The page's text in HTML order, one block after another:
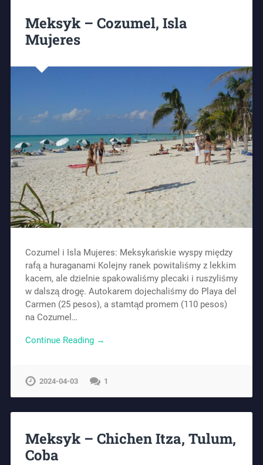
Meksyk – Cozumel, Isla
Mujeres
Cozumel i Isla Mujeres: Meksykańskie wyspy między
rafą a huraganami Kolejny ranek powitaliśmy z lekkim
kacem, ale dzielnie spakowaliśmy plecaki i ruszyliśmy
w dalszą drogę. Autokarem dojechaliśmy do Playa del
Carmen (25 pesos), a stamtąd promem (110 pesos)
na Cozumel…
Continue Reading →
2024-04-03 1
Meksyk – Chichen Itza, Tulum,
Coba